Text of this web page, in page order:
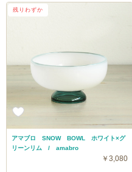
アマブロ SNOW BOWL ホワイト×グ
リーンリム / amabro
￥3,080
残りわずか